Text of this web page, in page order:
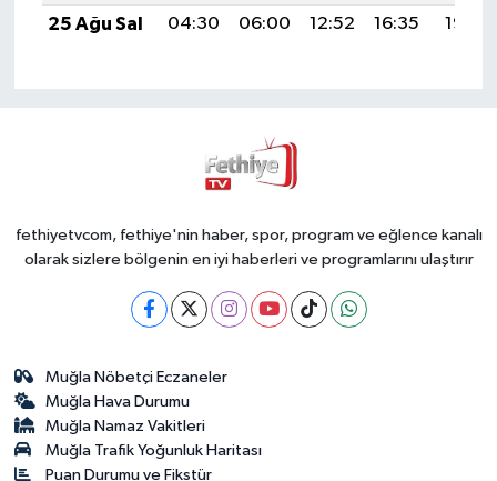
25 Ağu Sal
04:30 06:00 12:52 16:35 19:35
fethiyetvcom, fethiye'nin haber, spor, program ve eğlence kanalı
olarak sizlere bölgenin en iyi haberleri ve programlarını ulaştırır
Muğla Nöbetçi Eczaneler
Muğla Hava Durumu
Muğla Namaz Vakitleri
Muğla Trafik Yoğunluk Haritası
Puan Durumu ve Fikstür